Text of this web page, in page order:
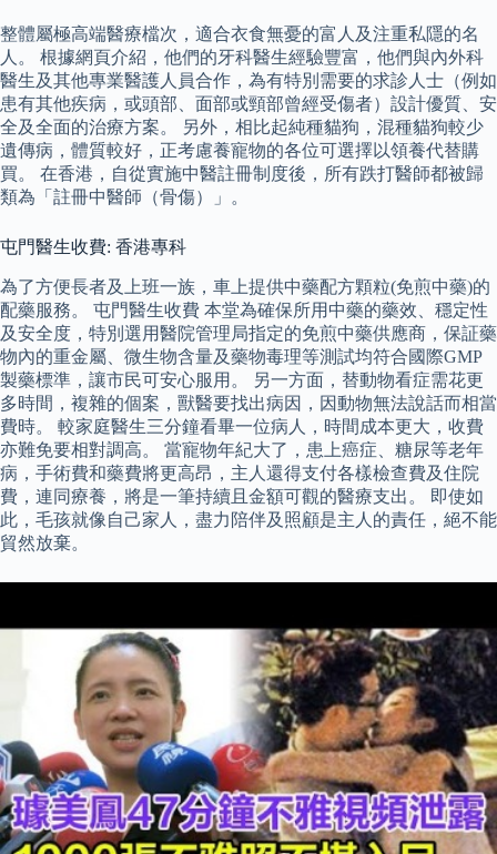
整體屬極高端醫療檔次，適合衣食無憂的富人及注重私隱的名
人。 根據網頁介紹，他們的牙科醫生經驗豐富，他們與內外科
醫生及其他專業醫護人員合作，為有特別需要的求診人士（例如
患有其他疾病，或頭部、面部或頸部曾經受傷者）設計優質、安
全及全面的治療方案。 另外，相比起純種貓狗，混種貓狗較少
遺傳病，體質較好，正考慮養寵物的各位可選擇以領養代替購
買。 在香港，自從實施中醫註冊制度後，所有跌打醫師都被歸
類為「註冊中醫師（骨傷）」。
屯門醫生收費: 香港專科
為了方便長者及上班一族，車上提供中藥配方顆粒(免煎中藥)的
配藥服務。 屯門醫生收費 本堂為確保所用中藥的藥效、穩定性
及安全度，特別選用醫院管理局指定的免煎中藥供應商，保証藥
物內的重金屬、微生物含量及藥物毒理等測試均符合國際GMP
製藥標準，讓市民可安心服用。 另一方面，替動物看症需花更
多時間，複雜的個案，獸醫要找出病因，因動物無法說話而相當
費時。 較家庭醫生三分鐘看畢一位病人，時間成本更大，收費
亦難免要相對調高。 當寵物年紀大了，患上癌症、糖尿等老年
病，手術費和藥費將更高昂，主人還得支付各樣檢查費及住院
費，連同療養，將是一筆持續且金額可觀的醫療支出。 即使如
此，毛孩就像自己家人，盡力陪伴及照顧是主人的責任，絕不能
貿然放棄。